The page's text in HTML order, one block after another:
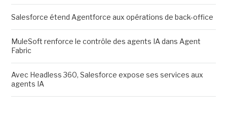
Salesforce étend Agentforce aux opérations de back-office
MuleSoft renforce le contrôle des agents IA dans Agent
Fabric
Avec Headless 360, Salesforce expose ses services aux
agents IA